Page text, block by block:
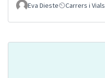
Eva Dieste Carrers i Vials